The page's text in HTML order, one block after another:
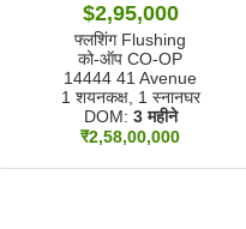
$2,95,000
फ्लशिंग Flushing
को-ऑप CO-OP
14444 41 Avenue
1 शयनकक्ष, 1 स्नानघर
DOM: 3 महीने
₹2,58,00,000